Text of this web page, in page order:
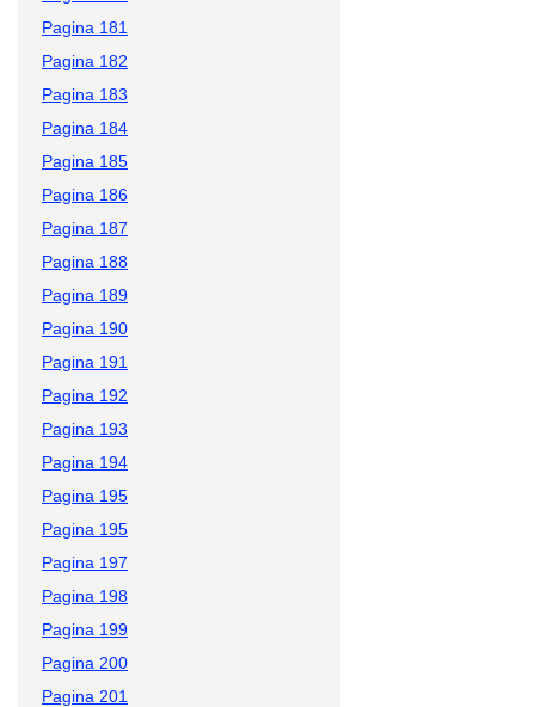
Pagina 181
Pagina 182
Pagina 183
Pagina 184
Pagina 185
Pagina 186
Pagina 187
Pagina 188
Pagina 189
Pagina 190
Pagina 191
Pagina 192
Pagina 193
Pagina 194
Pagina 195
Pagina 195
Pagina 197
Pagina 198
Pagina 199
Pagina 200
Pagina 201